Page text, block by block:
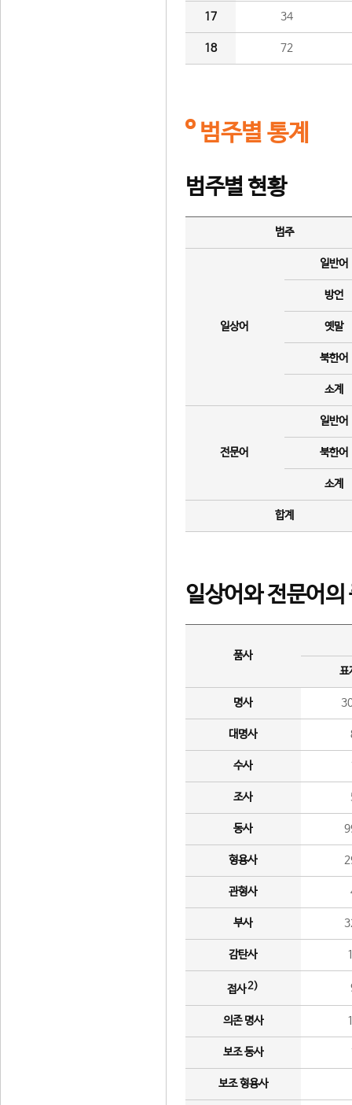
17 34
18 72
범주별 통계
범주별 현황
범주
일상어
일반어
방언
옛말
북한어
소계
전문어
일반어
북한어
소계
합계
일상어와 전문어의
품사
표
명사
대명사
수사
조사
동사
형용사
관형사
부사
감탄사
접사2)
의존 명사
보조 동사
보조 형용사